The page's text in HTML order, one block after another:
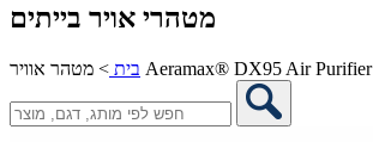
מטהרי אויר בייתים
בית > מטהר אוויר Aeramax® DX95 Air Purifier